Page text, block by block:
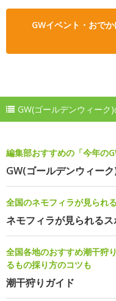
GWイベント・おで
GW(ゴールデンウィーク
編集部おすすめの「今年の
GW(ゴールデンウィー
全国のネモフィラが見られ
ネモフィラが見られるス
全国各地のおすすめ潮干狩
るもの採り方のコツも
潮干狩りガイド